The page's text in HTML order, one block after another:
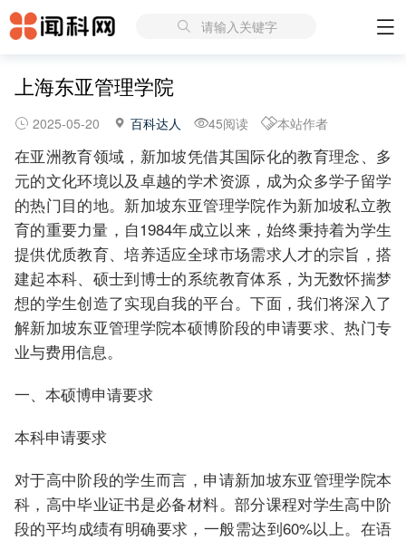
请输入关键字
上海东亚管理学院
2025-05-20 百科达人 45阅读 本站作者
在亚洲教育领域，新加坡凭借其国际化的教育理念、多
元的文化环境以及卓越的学术资源，成为众多学子留学
的热门目的地。新加坡东亚管理学院作为新加坡私立教
育的重要力量，自1984年成立以来，始终秉持着为学生
提供优质教育、培养适应全球市场需求人才的宗旨，搭
建起本科、硕士到博士的系统教育体系，为无数怀揣梦
想的学生创造了实现自我的平台。下面，我们将深入了
解新加坡东亚管理学院本硕博阶段的申请要求、热门专
业与费用信息。
一、本硕博申请要求
本科申请要求
对于高中阶段的学生而言，申请新加坡东亚管理学院本
科，高中毕业证书是必备材料。部分课程对学生高中阶
段的平均成绩有明确要求，一般需达到60%以上。在语